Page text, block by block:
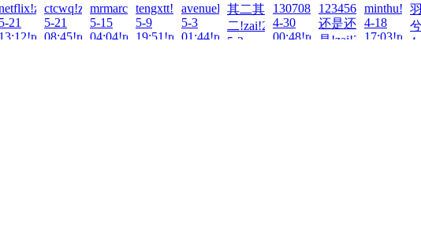
01:02!read!
5-21
13:12!read!
ctcwq!zai!2026-
5-21
08:45!read!
mrmarchetti!zai!2026-
5-15
04:04!read!
tengxtt!zai!2026-
5-9
19:51!read!
avenueLee!zai!2026-
5-3
01:44!read!
其二其
二!zai!2026-
5-2
13070809781!zai!2026-
4-30
00:48!read!
123456
还是还
是!zai!2026-
4-18
17:03!read!